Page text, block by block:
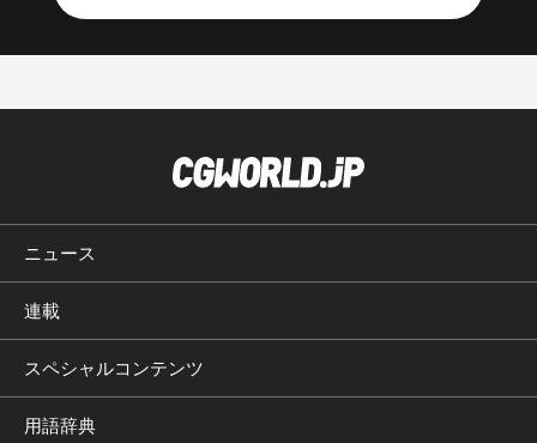
ニュース
連載
スペシャルコンテンツ
用語辞典